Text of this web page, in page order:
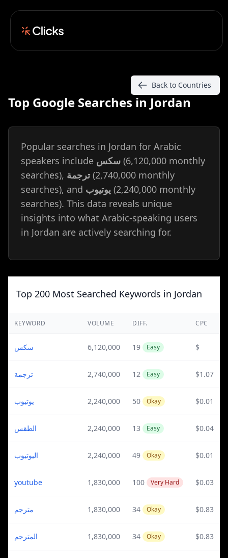
Top Google Searches in Jordan
Back to Countries
Popular searches in Jordan for Arabic
speakers include سكس (6,120,000 monthly
searches), ترجمة (2,740,000 monthly
searches), and يوتيوب (2,240,000 monthly
searches). This data reveals unique
insights into what Arabic-speaking users
in Jordan are actively searching for.
Top 200 Most Searched Keywords in Jordan
KEYWORD VOLUME DIFF. CPC
سكس 6,120,000 19 Easy $
ترجمة 2,740,000 12 Easy $1.07
يوتيوب 2,240,000 50 Okay $0.01
الطقس 2,240,000 13 Easy $0.04
اليوتيوب 2,240,000 49 Okay $0.01
youtube 1,830,000 100 Very Hard $0.03
مترجم 1,830,000 34 Okay $0.83
المترجم 1,830,000 34 Okay $0.83